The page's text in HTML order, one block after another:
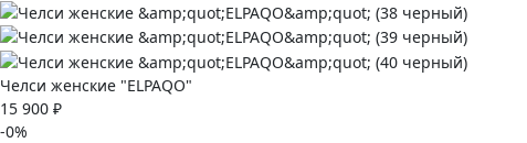
Челси женские "ELPAQO"
15 900 ₽
-0%